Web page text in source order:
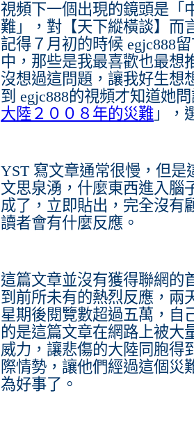
視頻下一個出現的鏡頭是「
難」，對【天下縱橫談】而
記得７月初的時候 egjc888
中，那些是我最喜歡也最想
沒想過這問題，讓我好生想
到 egjc888的視頻才知道她
大陸２００８年的災難 」，
YST 寫文章通常很慢，但
文思泉湧，什麼東西進入腦
成了，立即貼出，完全沒有
讀者會有什麼反應。
這篇文章並沒有獲得聯網的
到前所未有的熱烈反應，兩
星期後閱覽數超過五萬，自
的是這篇文章在網路上被大
威力，讓悲傷的大陸同胞得
際情勢，讓他們經過這個災
為好事了。